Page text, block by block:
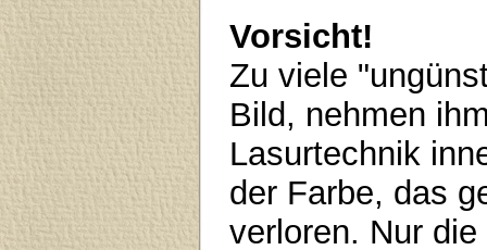
Vorsicht!
Zu viele
Bild, nehmen
Lasurtechnik
der Farbe, das
verloren. Nur